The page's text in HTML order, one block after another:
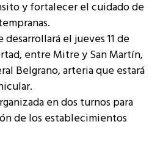
y fortalecer el cuidado de
el jueves 11 de
entre Mitre y San Martín,
Belgrano, arteria que estará
en dos turnos para
de los establecimientos